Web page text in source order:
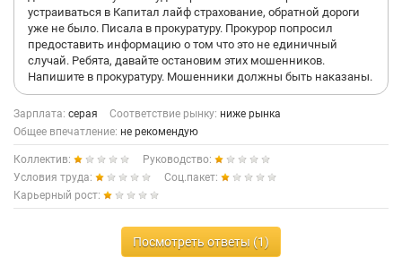
устраиваться в Капитал лайф страхование, обратной дороги
уже не было. Писала в прокуратуру. Прокурор попросил
предоставить информацию о том что это не единичный
случай. Ребята, давайте остановим этих мошенников.
Напишите в прокуратуру. Мошенники должны быть наказаны.
Зарплата: серая Соответствие рынку: ниже рынка
Общее впечатление: не рекомендую
Коллектив:
Руководство:
Условия труда:
Соц.пакет:
Карьерный рост:
Посмотреть ответы (1)